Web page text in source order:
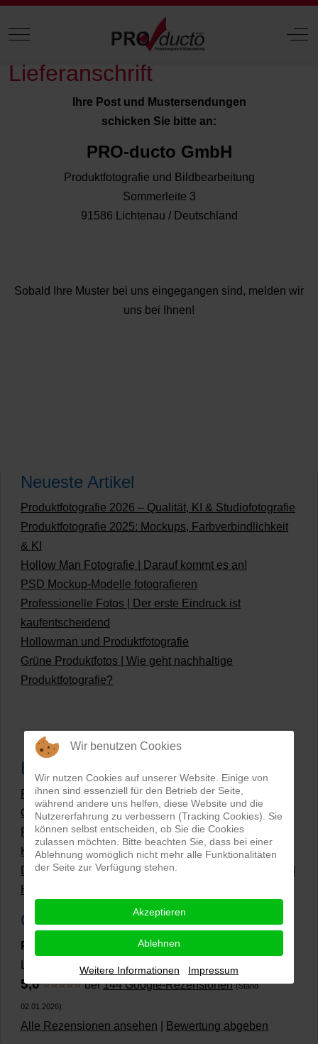
Mobile Menu Toggle Off-
Lieferanschrift
Ihre Post und Mustersendungen
schicken Sie bitte an:
PRO-ducto GmbH
Produktfotografie und Bildbearbeitung
Sommerleite 3
91586 Lichtenau / Deutschland
Sobald Ihre Muster bei uns eingegangen sind, melden wir
uns bei Ihnen!
Neueste Artikel
Produktfotografie 2026 – Qualität, KI & Studiofotografie
Produktfotografie 2025: Mockups, Farbverbindlichkeit
& KI
Hollow Man Fotografie | Darauf kommt es an!
PSD Mockup-Modelle fotografieren
Professionelle Fotos | Der erste Eindruck ist
kaufentscheidend
Hollowman und Produktfotografie
Grüne Produktfotos | Wie geht nachhaltige
Produktfotografie?
Beliebteste Beiträge
Preise Produktfotografie | Was kosten Produktbilder?
Grüne Produktfotos | Wie geht nachhaltige
Produktfotografie?
Hollow Man Fotografie | Darauf kommt es an!
Dateiformate und Bilder mit transparentem Hintergrund
Hollowman und Produktfotografie
Google Rezensionen
PRO-ducto GmbH
, Fotografie und Bildbearbeitung in
5,0⭐⭐⭐⭐⭐bei144 Google-Rezensionen (Stand
02.01.2026)
Alle Rezensionen ansehen Bewertung abgeben
Wir benutzen Cookies
Wir nutzen Cookies auf unserer Website. Einige von
ihnen sind essenziell für den Betrieb der Seite,
während andere uns helfen, diese Website und die
Nutzererfahrung zu verbessern (Tracking Cookies). Sie
können selbst entscheiden, ob Sie die Cookies
zulassen möchten. Bitte beachten Sie, dass bei einer
Ablehnung womöglich nicht mehr alle Funktionalitäten
der Seite zur Verfügung stehen.
Akzeptieren
Ablehnen
Weitere Informationen Impressum